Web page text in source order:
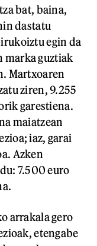
bat, baina,
dastatu
egin da
marka guztiak
Martxoaren
ziren, 9.255
garestiena.
maiatzean
iaz, garai
Azken
7.500 euro
arrakala gero
etengabe